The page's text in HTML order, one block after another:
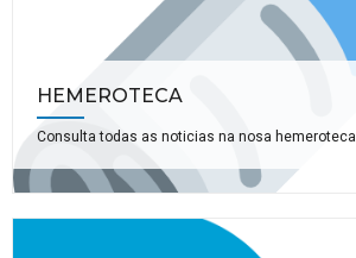
HEMEROTECA
Consulta todas as noticias na nosa hemeroteca